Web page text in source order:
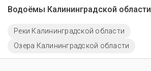
Водоёмы Калининградской области
Реки Калининградской области
Озера Калининградской области